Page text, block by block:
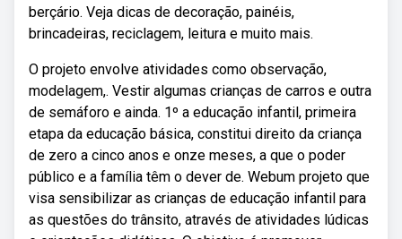
berçário. Veja dicas de decoração, painéis,
brincadeiras, reciclagem, leitura e muito mais.
O projeto envolve atividades como observação,
modelagem,. Vestir algumas crianças de carros e outra
de semáforo e ainda. 1º a educação infantil, primeira
etapa da educação básica, constitui direito da criança
de zero a cinco anos e onze meses, a que o poder
público e a família têm o dever de. Webum projeto que
visa sensibilizar as crianças de educação infantil para
as questões do trânsito, através de atividades lúdicas